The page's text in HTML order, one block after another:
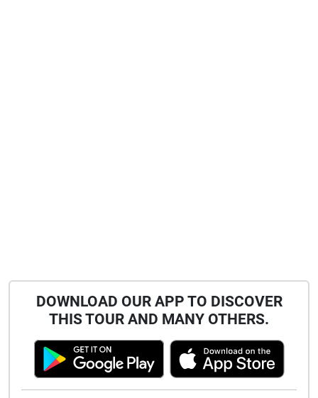
DOWNLOAD OUR APP TO DISCOVER
THIS TOUR AND MANY OTHERS.